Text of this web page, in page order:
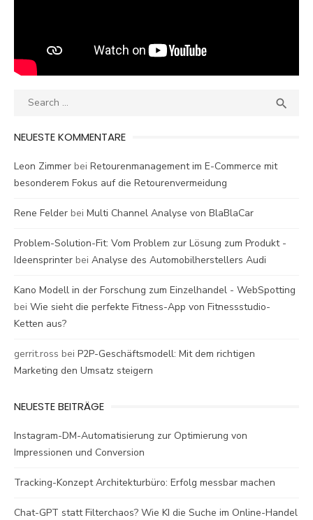
Search

NEUESTE KOMMENTARE
Leon Zimmer bei Retourenmanagement im E-Commerce mit
besonderem Fokus auf die Retourenvermeidung
Rene Felder bei Multi Channel Analyse von BlaBlaCar
Problem-Solution-Fit: Vom Problem zur Lösung zum Produkt -
Ideensprinter bei Analyse des Automobilherstellers Audi
Kano Modell in der Forschung zum Einzelhandel - WebSpotting
bei Wie sieht die perfekte Fitness-App von Fitnessstudio-
Ketten aus?
gerrit.ross bei P2P-Geschäftsmodell: Mit dem richtigen
Marketing den Umsatz steigern
NEUESTE BEITRÄGE
Instagram-DM-Automatisierung zur Optimierung von
Impressionen und Conversion
Tracking-Konzept Architekturbüro: Erfolg messbar machen
Chat-GPT statt Filterchaos? Wie KI die Suche im Online-Handel